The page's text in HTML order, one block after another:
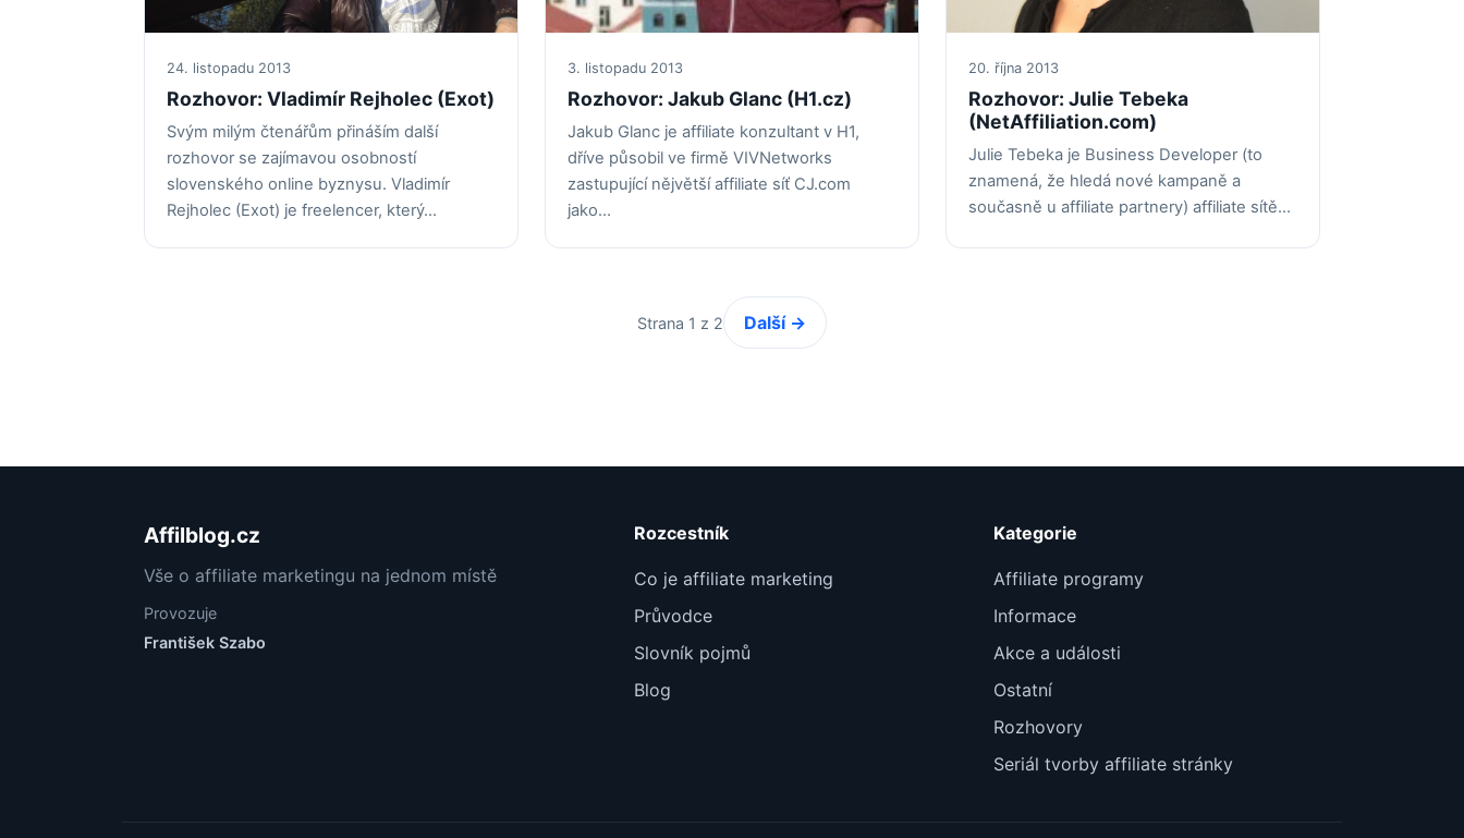
24. listopadu 2013
Rozhovor: Vladimír Rejholec (Exot)
Svým milým čtenářům přináším další
rozhovor se zajímavou osobností
slovenského online byznysu. Vladimír
Rejholec (Exot) je freelencer, který…
3. listopadu 2013
Rozhovor: Jakub Glanc (H1.cz)
Jakub Glanc je affiliate konzultant v H1,
dříve působil ve firmě VIVNetworks
zastupující nějvětší affiliate síť CJ.com
jako…
20. října 2013
Rozhovor: Julie Tebeka
(NetAffiliation.com)
Julie Tebeka je Business Developer (to
znamená, že hledá nové kampaně a
současně u affiliate partnery) affiliate sítě…
Strana 1 z 2 Další →
Affilblog.cz
Vše o affiliate marketingu na jednom místě
Provozuje
František Szabo
Rozcestník
Co je affiliate marketing
Průvodce
Slovník pojmů
Blog
Kategorie
Affiliate programy
Informace
Akce a události
Ostatní
Rozhovory
Seriál tvorby affiliate stránky